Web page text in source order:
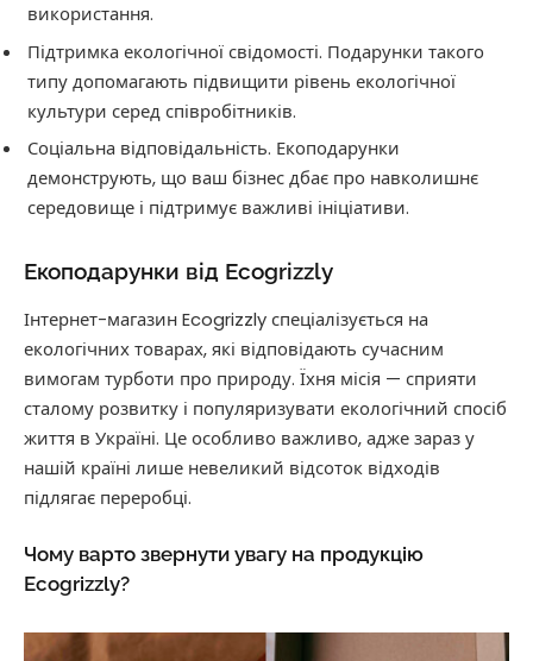
використання.
Підтримка екологічної свідомості. Подарунки такого
типу допомагають підвищити рівень екологічної
культури серед співробітників.
Соціальна відповідальність. Екоподарунки
демонструють, що ваш бізнес дбає про навколишнє
середовище і підтримує важливі ініціативи.
Екоподарунки від Ecogrizzly
Інтернет-магазин Ecogrizzly спеціалізується на
екологічних товарах, які відповідають сучасним
вимогам турботи про природу. Їхня місія — сприяти
сталому розвитку і популяризувати екологічний спосіб
життя в Україні. Це особливо важливо, адже зараз у
нашій країні лише невеликий відсоток відходів
підлягає переробці.
Чому варто звернути увагу на продукцію
Ecogrizzly?